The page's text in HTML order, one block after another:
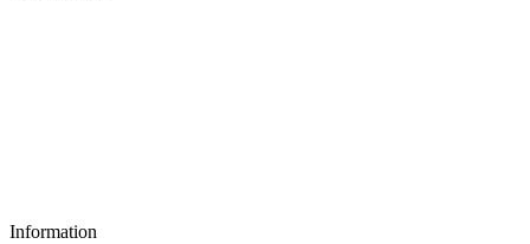
Information